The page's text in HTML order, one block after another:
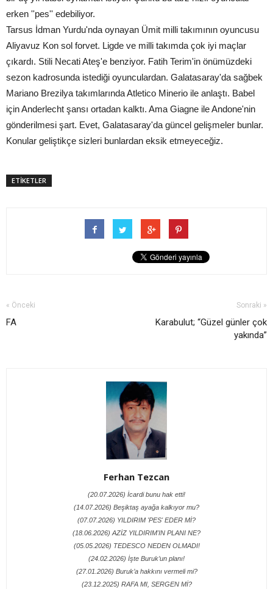
erken ''pes'' edebiliyor.
Tarsus İdman Yurdu'nda oynayan Ümit milli takımının oyuncusu
Aliyavuz Kon sol forvet. Ligde ve milli takımda çok iyi maçlar
çıkardı. Stili Necati Ateş'e benziyor. Fatih Terim'in önümüzdeki
sezon kadrosunda istediği oyunculardan. Galatasaray'da sağbek
Mariano Brezilya takımlarında Atletico Minerio ile anlaştı. Babel
için Anderlecht şansı ortadan kalktı. Ama Giagne ile Andone'nin
gönderilmesi şart. Evet, Galatasaray'da güncel gelişmeler bunlar.
Konular geliştikçe sizleri bunlardan eksik etmeyeceğiz.
ETİKETLER
« Önceki
FA
Sonraki »
Karabulut; “Güzel günler çok
yakında”
Ferhan Tezcan
(20.07.2026) İcardi bunu hak etti!
(14.07.2026) Beşiktaş ayağa kalkıyor mu?
(07.07.2026) YILDIRIM 'PES' EDER Mİ?
(18.06.2026) AZİZ YILDIRIM'IN PLANI NE?
(05.05.2026) TEDESCO NEDEN OLMADI!
(24.02.2026) İşte Buruk’un planı!
(27.01.2026) Buruk’a hakkını vermeli mi?
(23.12.2025) RAFA MI, SERGEN Mİ?